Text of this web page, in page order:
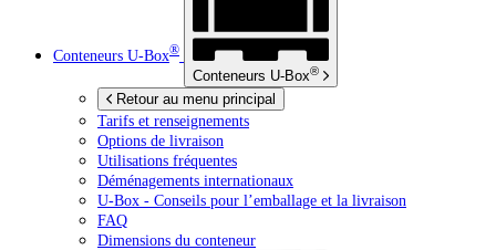
Conteneurs U-Box®
Conteneurs U-Box®
Retour au menu principal
Tarifs et renseignements
Options de livraison
Utilisations fréquentes
Déménagements internationaux
U-Box - Conseils pour l’emballage et la livraison
FAQ
Dimensions du conteneur